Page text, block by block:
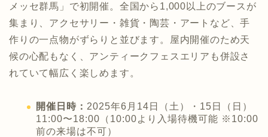
メッセ群馬」で初開催。全国から1,000以上のブースが
集まり、アクセサリー・雑貨・陶芸・アートなど、手
作りの一点物がずらりと並びます。屋内開催のため天
候の心配もなく、アンティークフェスエリアも併設さ
れていて幅広く楽しめます。
開催日時： 2025年6月14日（土）・15日（日）
11:00〜18:00（10:00より入場待機可能 ※10:00
前の来場は不可）